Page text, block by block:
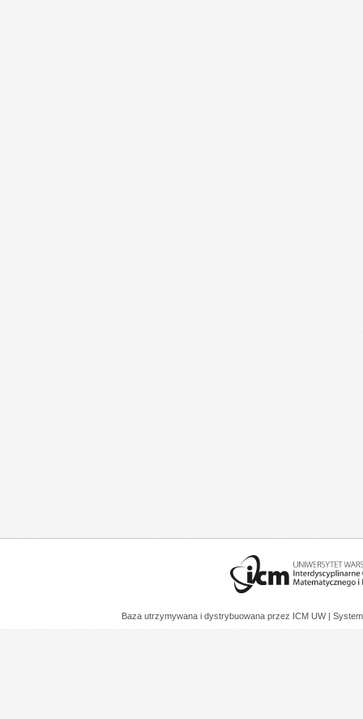
Baza utrzymywana i dystrybuowana przez ICM UW |